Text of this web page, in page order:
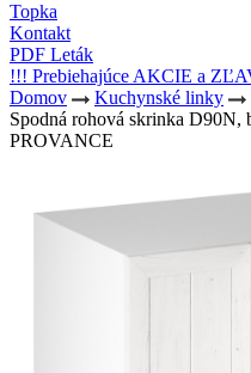
Topka
Kontakt
PDF Leták
!!! Prebiehajúce AKCIE a
Domov
Kuchynské linky
Spodná rohová skrinka D90N,
PROVANCE